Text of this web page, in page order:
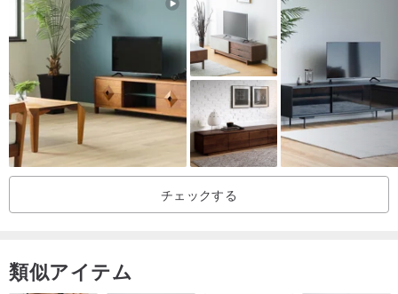
チェックする
類似アイテム